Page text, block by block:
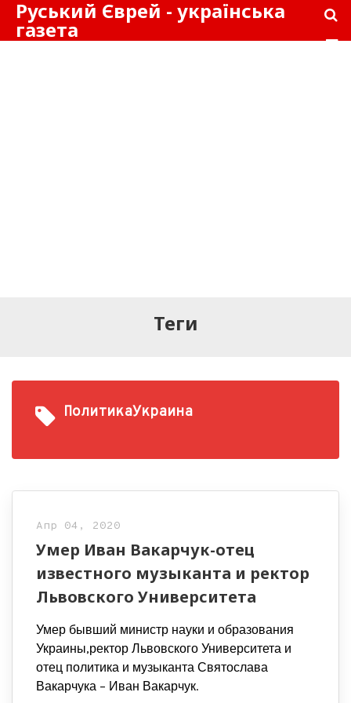
Руський Єврей - українська
газета
Теги
ПолитикаУкраина
Апр 04, 2020
Умер Иван Вакарчук-отец
известного музыканта и ректор
Львовского Университета
Умер бывший министр науки и образования
Украины,ректор Львовского Университета и
отец политика и музыканта Святослава
Вакарчука – Иван Вакарчук.